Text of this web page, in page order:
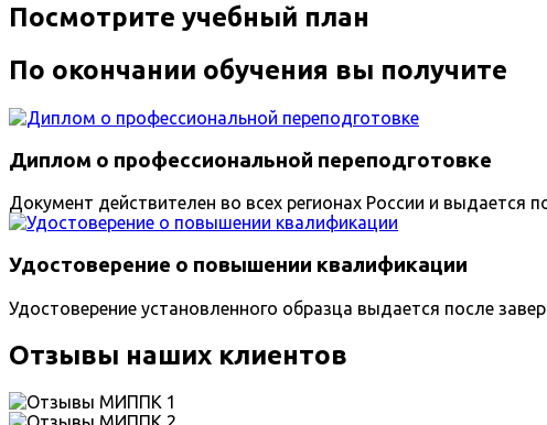
Посмотрите учебный план
По окончании обучения вы получите
Диплом о профессиональной переподготовке
Документ действителен во всех регионах России и
Удостоверение о повышении квалификации
Удостоверение установленного образца выдается после
Отзывы наших клиентов